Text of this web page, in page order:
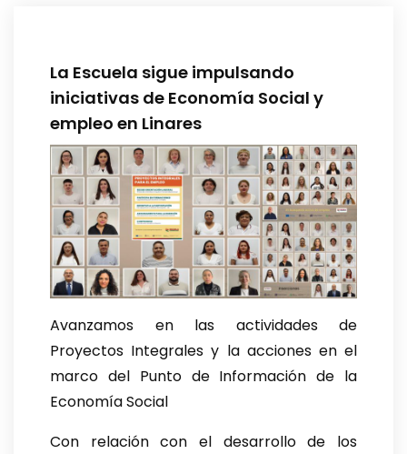
La Escuela sigue impulsando
iniciativas de Economía Social y
empleo en Linares
Avanzamos en las actividades de
Proyectos Integrales y la acciones en el
marco del Punto de Información de la
Economía Social
Con relación con el desarrollo de los